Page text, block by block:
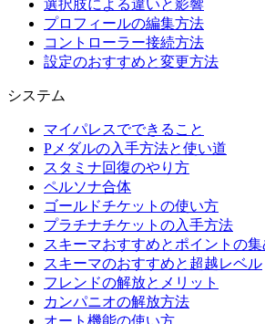
選択肢による違いと影響
プロフィールの編集方法
コントローラー接続方法
設定のおすすめと変更方法
システム
マイパレスでできること
Pメダルの入手方法と使い道
スタミナ回復のやり方
ペルソナ合体
ゴールドチケットの使い方
プラチナチケットの入手方法
スキーマおすすめとポイントの
スキーマのおすすめと超越レベル
フレンドの解放とメリット
カンパニオの解放方法
オート機能の使い方